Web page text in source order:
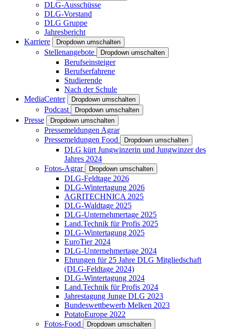
DLG-Ausschüsse
DLG-Vorstand
DLG Gruppe
Jahresbericht
Karriere
Dropdown umschalten
Stellenangebote Dropdown umschalten
Berufseinsteiger
Berufserfahrene
Studierende
Nach der Schule
MediaCenter
Dropdown umschalten
Podcast Dropdown umschalten
Presse Dropdown umschalten
Pressemeldungen Agrar
Pressemeldungen Food
Dropdown umschalten
DLG kürt Jungwinzerin und Jungwinzer des
Jahres 2024
Fotos-Agrar
Dropdown umschalten
DLG-Feldtage 2026
DLG-Wintertagung 2026
AGRITECHNICA 2025
DLG-Waldtage 2025
DLG-Unternehmertage 2025
Land.Technik für Profis 2025
DLG-Wintertagung 2025
EuroTier 2024
DLG-Unternehmertage 2024
Ehrungen für 25 Jahre DLG Mitgliedschaft
(DLG-Feldtage 2024)
DLG-Wintertagung 2024
Land.Technik für Profis 2024
Jahrestagung Junge DLG 2023
Bundeswettbewerb Melken 2023
PotatoEurope 2022
Fotos-Food
Dropdown umschalten